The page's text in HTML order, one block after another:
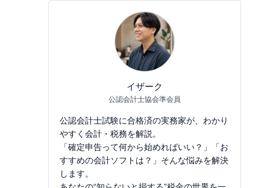
イザーク
公認会計士協会準会員
公認会計士試験に合格済の実務家が、わかり
やすく会計・税務を解説。
「確定申告って何から始めればいい？」「お
すすめの会計ソフトは？」そんな悩みを解決
します。